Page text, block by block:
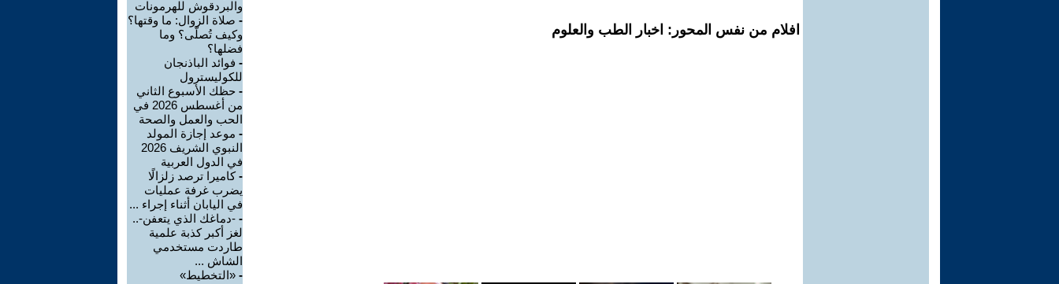
افلام من نفس المحور: اخبار الطب والعلوم
والبردقوش للهرمونات
- صلاة الزوال: ما وقتها؟
وكيف تُصلّى؟ وما
فضلها؟
- فوائد الباذنجان
للكوليسترول
- حظك الأسبوع الثاني
من أغسطس 2026 في
الحب والعمل والصحة
- موعد إجازة المولد
النبوي الشريف 2026
في الدول العربية
-كاميرا ترصد زلزالًا
يضرب غرفة عمليات
في اليابان أثناء إجراء ...
- -دماغك الذي يتعفن-..
لغز أكبر كذبة علمية
طاردت مستخدمي
الشاش ...
- «التخطيط»